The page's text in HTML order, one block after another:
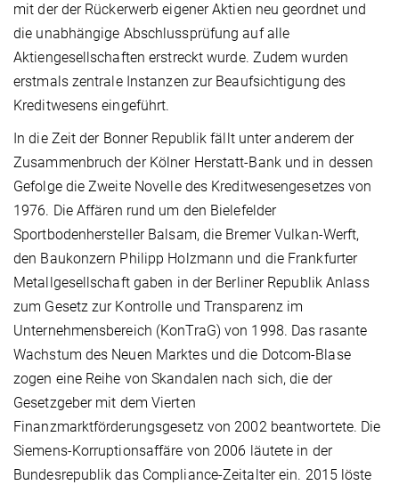
mit der der Rückerwerb eigener Aktien neu geordnet und
die unabhängige Abschlussprüfung auf alle
Aktiengesellschaften erstreckt wurde. Zudem wurden
erstmals zentrale Instanzen zur Beaufsichtigung des
Kreditwesens eingeführt.
In die Zeit der Bonner Republik fällt unter anderem der
Zusammenbruch der Kölner Herstatt-Bank und in dessen
Gefolge die Zweite Novelle des Kreditwesengesetzes von
1976. Die Affären rund um den Bielefelder
Sportbodenhersteller Balsam, die Bremer Vulkan-Werft,
den Baukonzern Philipp Holzmann und die Frankfurter
Metallgesellschaft gaben in der Berliner Republik Anlass
zum Gesetz zur Kontrolle und Transparenz im
Unternehmensbereich (KonTraG) von 1998. Das rasante
Wachstum des Neuen Marktes und die Dotcom-Blase
zogen eine Reihe von Skandalen nach sich, die der
Gesetzgeber mit dem Vierten
Finanzmarktförderungsgesetz von 2002 beantwortete. Die
Siemens-Korruptionsaffäre von 2006 läutete in der
Bundesrepublik das Compliance-Zeitalter ein. 2015 löste